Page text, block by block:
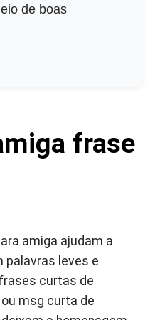
de boas
frase
amiga ajudam a
palavras leves e
curtas de
msg curta de